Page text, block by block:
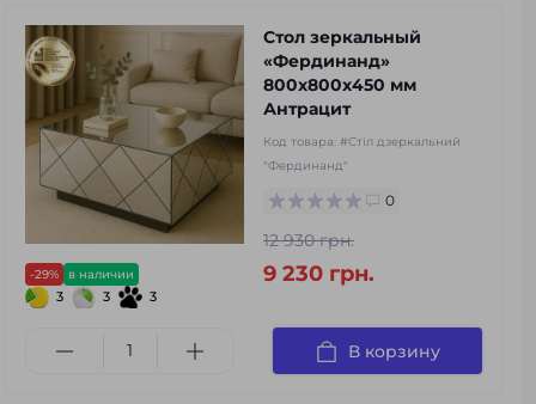
-29% в наличии
3 3 3
Стол зеркальный
«Фердинанд»
800х800х450 мм
Антрацит
Код товара: #Стіл дзеркальний
"Фердинанд"
0
12 930 грн.
9 230 грн.
В корзину